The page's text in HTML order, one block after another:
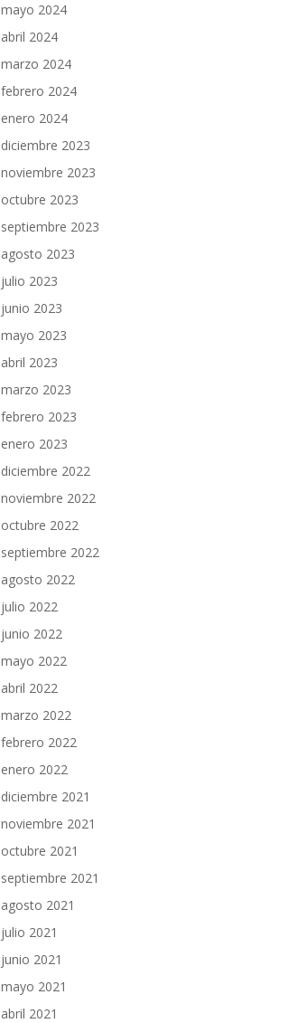
mayo 2024
abril 2024
marzo 2024
febrero 2024
enero 2024
diciembre 2023
noviembre 2023
octubre 2023
septiembre 2023
agosto 2023
julio 2023
junio 2023
mayo 2023
abril 2023
marzo 2023
febrero 2023
enero 2023
diciembre 2022
noviembre 2022
octubre 2022
septiembre 2022
agosto 2022
julio 2022
junio 2022
mayo 2022
abril 2022
marzo 2022
febrero 2022
enero 2022
diciembre 2021
noviembre 2021
octubre 2021
septiembre 2021
agosto 2021
julio 2021
junio 2021
mayo 2021
abril 2021